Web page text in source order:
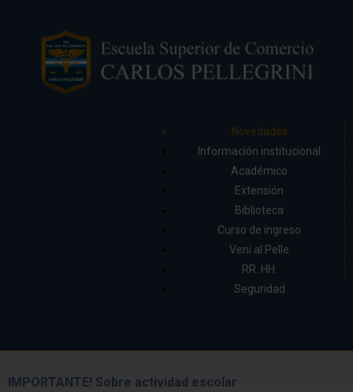
Novedades
Información institucional
Académico
Extensión
Biblioteca
Curso de ingreso
Vení al Pelle
RR. HH.
Seguridad
IMPORTANTE! Sobre actividad escolar